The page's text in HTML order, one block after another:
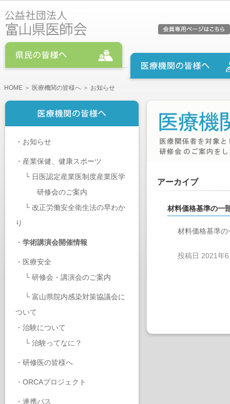
HOME ＞ 医療機関の皆様へ ＞ お知らせ
・ お知らせ
・ 産業保健、健康スポーツ
└ 日医認定産業医制度産業医学
研修会のご案内
└ 改正労働安全衛生法の早わか
り
・ 学術講演会開催情報
・ 医療安全
└ 研修会・講演会のご案内
└ 富山県院内感染対策協議会に
ついて
・ 治験について
└ 治験ってなに？
・ 研修医の皆様へ
・ ORCAプロジェクト
・ 連携パス
アーカイブ
材料価格基準の一
材料価格基準
投稿日 2021年